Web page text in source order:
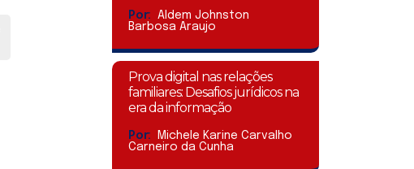
Por:
Aldem Johnston
Barbosa Araujo
Prova digital nas relações
familiares: Desafios jurídicos na
era da informação
Por:
Michele Karine Carvalho
Carneiro da Cunha